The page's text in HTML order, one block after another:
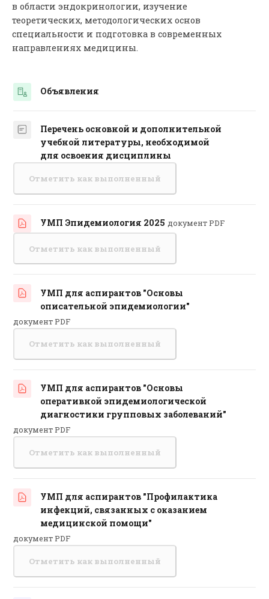
в области эндокринологии, изучение
теоретических, методологических основ
специальности и подготовка в современных
направлениях медицины.
Объявления
Форум
Перечень основной и дополнительной
учебной литературы, необходимой
для освоения дисциплины
Страница
Отметить как выполненный
УМП Эпидемиология 2025
Файл
документ PDF
Отметить как выполненный
УМП для аспирантов "Основы
описательной эпидемиологии"
Файл
документ PDF
Отметить как выполненный
УМП для аспирантов "Основы
оперативной эпидемиологической
диагностики групповых заболеваний"
Файл
документ PDF
Отметить как выполненный
УМП для аспирантов "Профилактика
инфекций, связанных с оказанием
медицинской помощи"
Файл
документ PDF
Отметить как выполненный